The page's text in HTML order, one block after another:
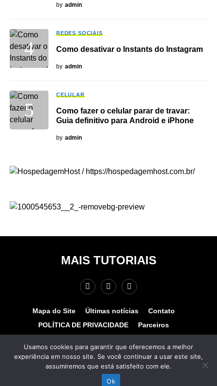
by admin
REDES SOCIAIS
Como desativar o Instants do Instagram
by admin
CELULAR
Como fazer o celular parar de travar:
Guia definitivo para Android e iPhone
by admin
MAIS TUTORIAIS
Mapa do Site Últimas notícias
Contato
POLÍTICA DE PRIVACIDADE
Parceiros
© COPYRIGHT 2025 - MAIS TUTORIAIS. TODOS OS
DIREITOS RESERVADOS. Desenvolvido por
www.hospedagemhost.com.br.
Usamos cookies para garantir que oferecemos a melhor
experiência em nosso site. Se você continuar a usar este site,
assumiremos que está satisfeito com ele.
Ok